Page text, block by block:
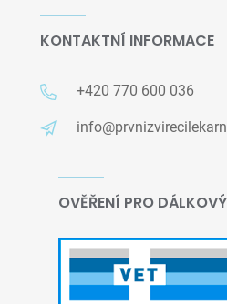
KONTAKTNÍ INFORMACE
+420 770 600 036
OVĚŘENÍ PRO